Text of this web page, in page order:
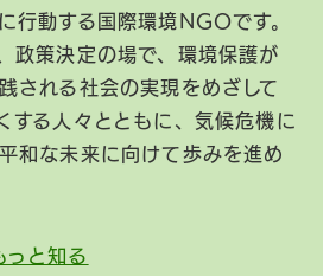
行動する国際環境NGOです。
政策決定の場で、環境保護が
される社会の実現をめざして
する人々とともに、気候危機に
和な未来に向けて歩みを進め
っと知る